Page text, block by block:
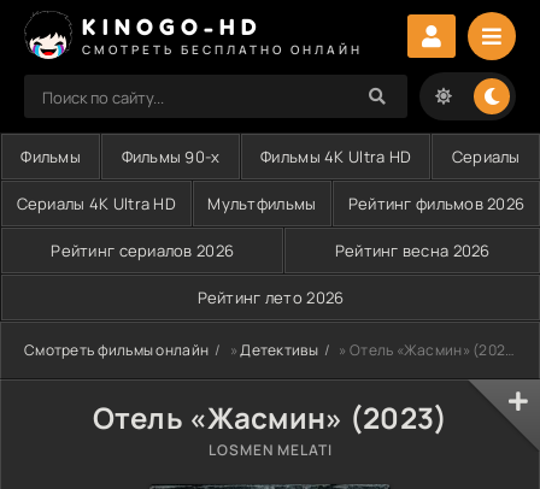
KINOGO-HD
СМОТРЕТЬ БЕСПЛАТНО ОНЛАЙН
Фильмы Фильмы 90-х Фильмы 4K Ultra HD Сериалы
Сериалы 4K Ultra HD Мультфильмы Рейтинг фильмов 2026
Рейтинг сериалов 2026 Рейтинг весна 2026
Рейтинг лето 2026
Смотреть фильмы онлайн »Детективы » Отель «Жасмин» (2023)
Отель «Жасмин» (2023)
LOSMEN MELATI